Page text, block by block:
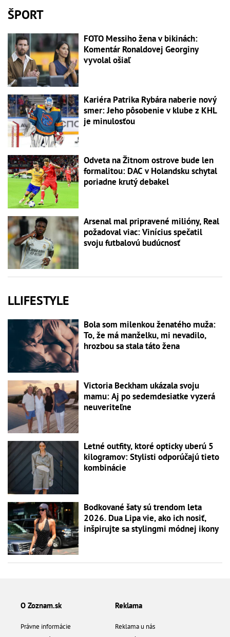
ŠPORT
FOTO Messiho žena v bikinách:
Komentár Ronaldovej Georginy
vyvolal ošiaľ
Kariéra Patrika Rybára naberie nový
smer: Jeho pôsobenie v klube z KHL
je minulosťou
Odveta na Žitnom ostrove bude len
formalitou: DAC v Holandsku schytal
poriadne krutý debakel
Arsenal mal pripravené milióny, Real
požadoval viac: Vinícius spečatil
svoju futbalovú budúcnosť
LLIFESTYLE
Bola som milenkou ženatého muža:
To, že má manželku, mi nevadilo,
hrozbou sa stala táto žena
Victoria Beckham ukázala svoju
mamu: Aj po sedemdesiatke vyzerá
neuveriteľne
Letné outfity, ktoré opticky uberú 5
kilogramov: Stylisti odporúčajú tieto
kombinácie
Bodkované šaty sú trendom leta
2026. Dua Lipa vie, ako ich nosiť,
inšpirujte sa stylingmi módnej ikony
O Zoznam.sk
Právne informácie
Reklama
Reklama u nás